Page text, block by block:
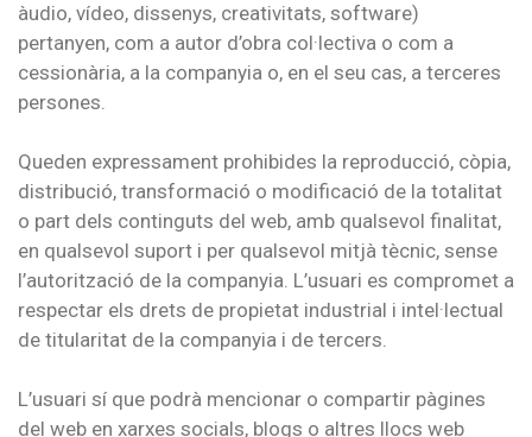
àudio, vídeo, dissenys, creativitats, software)
pertanyen, com a autor d’obra col·lectiva o com a
cessionària, a la companyia o, en el seu cas, a terceres
persones.
Queden expressament prohibides la reproducció, còpia,
distribució, transformació o modificació de la totalitat
o part dels continguts del web, amb qualsevol finalitat,
en qualsevol suport i per qualsevol mitjà tècnic, sense
l’autorització de la companyia. L’usuari es compromet a
respectar els drets de propietat industrial i intel·lectual
de titularitat de la companyia i de tercers.
L’usuari sí que podrà mencionar o compartir pàgines
del web en xarxes socials, blogs o altres llocs web